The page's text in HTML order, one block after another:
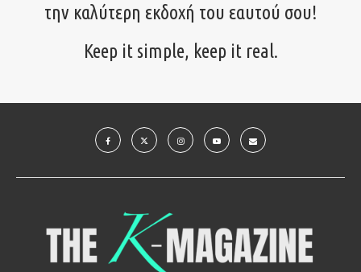
την καλύτερη εκδοχή του εαυτού σου!
Keep it simple, keep it real.